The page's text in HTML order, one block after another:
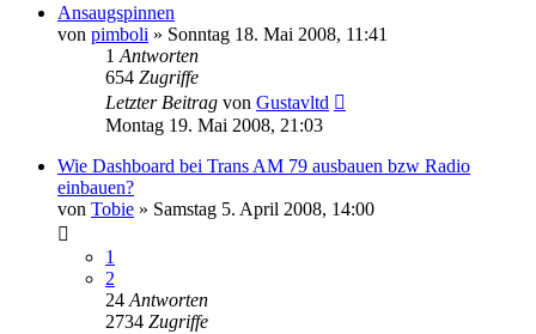
Ansaugspinnen
von pimboli » Sonntag 18. Mai 2008, 11:41
1 Antworten
654 Zugriffe
Letzter Beitrag von Gustavltd
Montag 19. Mai 2008, 21:03
Wie Dashboard bei Trans AM 79 ausbauen bzw Radio
einbauen?
von Tobie » Samstag 5. April 2008, 14:00
1
2
24 Antworten
2734 Zugriffe